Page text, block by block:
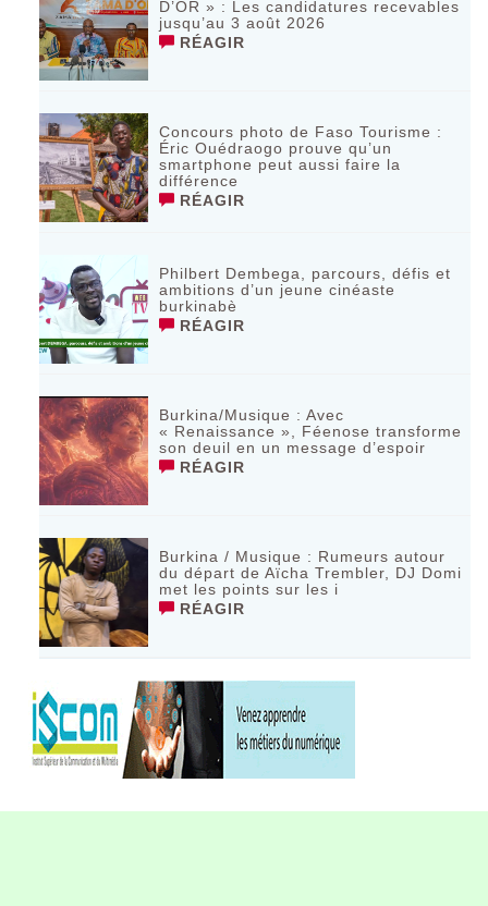
D’OR » : Les candidatures recevables
jusqu’au 3 août 2026 ‎
RÉAGIR
Concours photo de Faso Tourisme :
Éric Ouédraogo prouve qu’un
smartphone peut aussi faire la
différence
RÉAGIR
Philbert Dembega, parcours, défis et
ambitions d’un jeune cinéaste
burkinabè
RÉAGIR
Burkina/Musique : Avec
« Renaissance », Féenose transforme
son deuil en un message d’espoir
RÉAGIR
Burkina / Musique : Rumeurs autour
du départ de Aïcha Trembler, DJ Domi
met les points sur les i
RÉAGIR